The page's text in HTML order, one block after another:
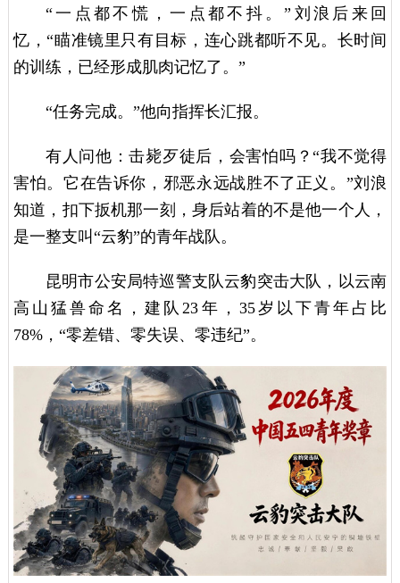
“一点都不慌，一点都不抖。”刘浪后来回
忆，“瞄准镜里只有目标，连心跳都听不见。长时间
的训练，已经形成肌肉记忆了。”
“任务完成。”他向指挥长汇报。
有人问他：击毙歹徒后，会害怕吗？“我不觉得
害怕。它在告诉你，邪恶永远战胜不了正义。”刘浪
知道，扣下扳机那一刻，身后站着的不是他一个人，
是一整支叫“云豹”的青年战队。
昆明市公安局特巡警支队云豹突击大队，以云南
高山猛兽命名，建队23年，35岁以下青年占比
78%，“零差错、零失误、零违纪”。